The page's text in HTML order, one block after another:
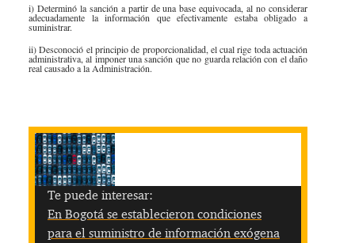
i) Determinó la sanción a partir de una base equivocada, al no considerar
adecuadamente la información que efectivamente estaba obligado a
suministrar.
ii) Desconoció el principio de proporcionalidad, el cual rige toda actuación
administrativa, al imponer una sanción que no guarda relación con el daño
real causado a la Administración.
Te puede interesar:
En Bogotá se establecieron condiciones
para el suministro de información exógena